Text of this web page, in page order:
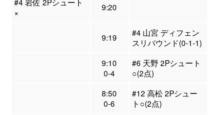
×
9:20
9:19
#4 山宮 ディフェン
スリバウンド(0-1-1)
9:10
0-4
#6 天野 2Pシュート
○(2点)
8:50
0-6
#12 高松 2Pシュー
ト○(2点)